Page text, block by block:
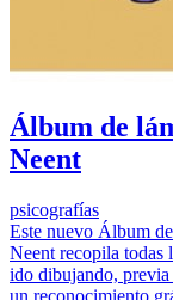
Álbum de
Neent
psicografías
Este nuevo Álbum
Neent recopila todas
ido dibujando,
un reconocimiento